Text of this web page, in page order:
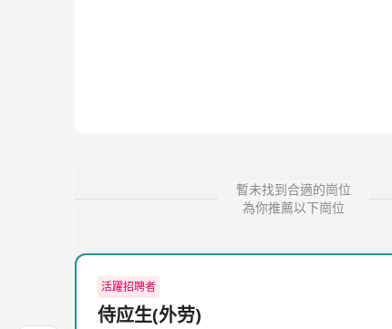
暫未找到合適的崗位
為你推薦以下崗位
活躍招聘者
侍应生(外劳)